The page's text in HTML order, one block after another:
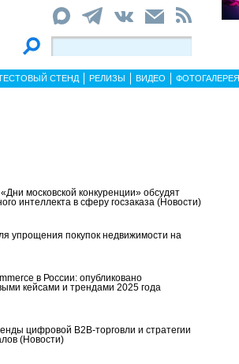
СТЕНД РЕЛИЗЫ ВИДЕО ФОТОГАЛЕРЕЯ
московской конкуренции» обсудят
интеллекта в сферу госзаказа (Новости)
упрощения покупок недвижимости на
в России: опубликовано
кейсами и трендами 2025 года
цифровой B2B-торговли и стратегии
(Новости)